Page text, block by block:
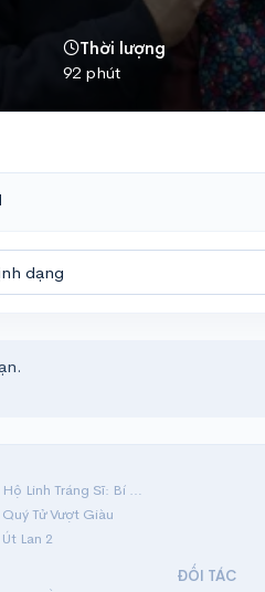
Thời lượng
92 phút
Hộ Linh Tráng Sĩ: Bí Ẩn Mộ Vua Đinh
Quý Tử Vượt Giàu
Út Lan 2
ĐỐI TÁC